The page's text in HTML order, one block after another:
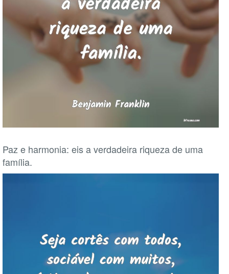
Paz e harmonia: eis a verdadeira riqueza de uma
família.